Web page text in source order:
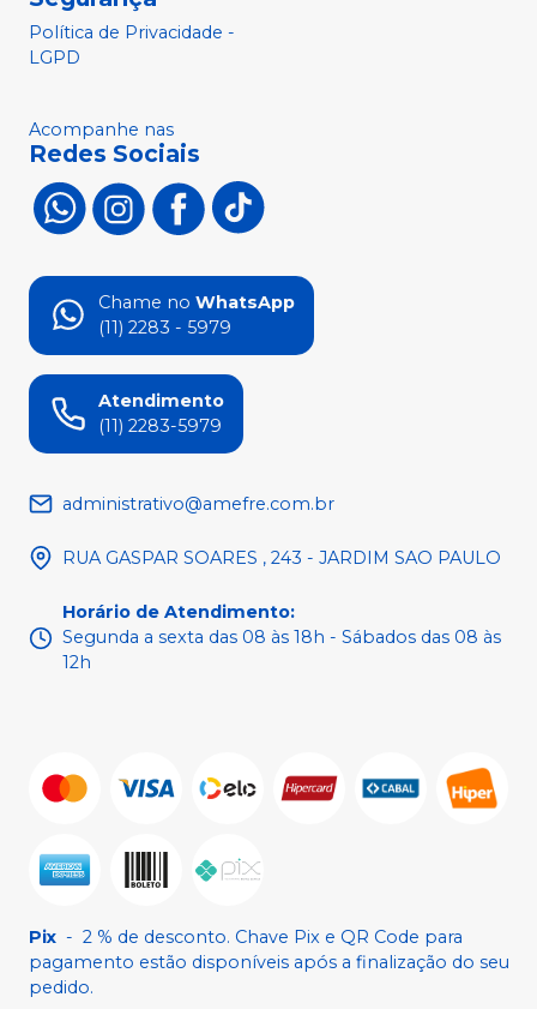
Política de Privacidade -
LGPD
Acompanhe nas
Redes Sociais
Chame no WhatsApp
(11) 2283 - 5979
Atendimento
(11) 2283-5979
administrativo@amefre.com.br
RUA GASPAR SOARES , 243 - JARDIM SAO PAULO
Horário de Atendimento:
Segunda a sexta das 08 às 18h - Sábados das 08 às
12h
Pix - 2 % de desconto. Chave Pix e QR Code para
pagamento estão disponíveis após a finalização do seu
pedido.